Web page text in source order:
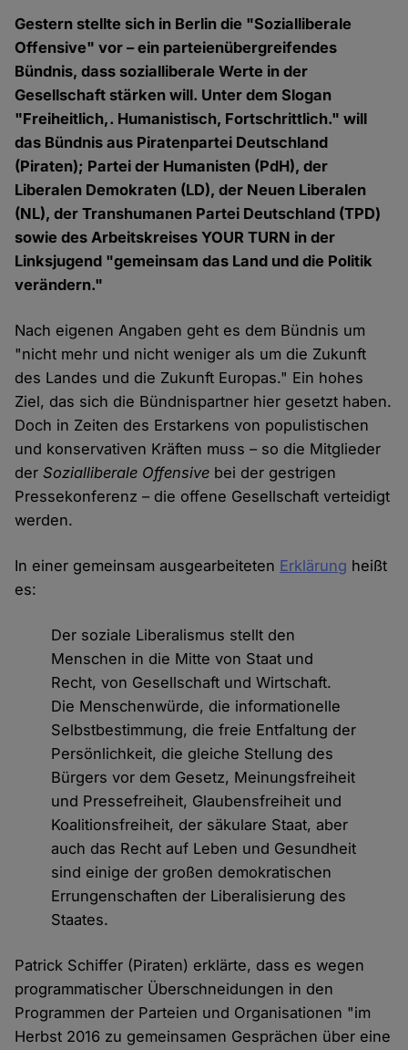
Gestern stellte sich in Berlin die "Sozialliberale
Offensive" vor – ein parteienübergreifendes
Bündnis, dass sozialliberale Werte in der
Gesellschaft stärken will. Unter dem Slogan
"Freiheitlich,. Humanistisch, Fortschrittlich." will
das Bündnis aus Piratenpartei Deutschland
(Piraten); Partei der Humanisten (PdH), der
Liberalen Demokraten (LD), der Neuen Liberalen
(NL), der Transhumanen Partei Deutschland (TPD)
sowie des Arbeitskreises YOUR TURN in der
Linksjugend "gemeinsam das Land und die Politik
verändern."
Nach eigenen Angaben geht es dem Bündnis um
"nicht mehr und nicht weniger als um die Zukunft
des Landes und die Zukunft Europas." Ein hohes
Ziel, das sich die Bündnispartner hier gesetzt haben.
Doch in Zeiten des Erstarkens von populistischen
und konservativen Kräften muss – so die Mitglieder
derSozialliberale Offensive bei der gestrigen
Pressekonferenz – die offene Gesellschaft verteidigt
werden.
In einer gemeinsam ausgearbeiteten Erklärung heißt
es:
Der soziale Liberalismus stellt den
Menschen in die Mitte von Staat und
Recht, von Gesellschaft und Wirtschaft.
Die Menschenwürde, die informationelle
Selbstbestimmung, die freie Entfaltung der
Persönlichkeit, die gleiche Stellung des
Bürgers vor dem Gesetz, Meinungsfreiheit
und Pressefreiheit, Glaubensfreiheit und
Koalitionsfreiheit, der säkulare Staat, aber
auch das Recht auf Leben und Gesundheit
sind einige der großen demokratischen
Errungenschaften der Liberalisierung des
Staates.
Patrick Schiffer (Piraten) erklärte, dass es wegen
programmatischer Überschneidungen in den
Programmen der Parteien und Organisationen "im
Herbst 2016 zu gemeinsamen Gesprächen über eine